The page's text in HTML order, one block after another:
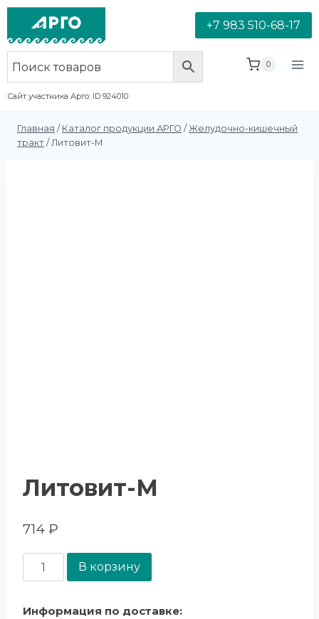
+7 983 510-68-17
Сайт участника Арго: ID 924010
0
Главная / Каталог продукции АРГО / Желудочно-кишечный
тракт / Литовит-М
Литовит-М
714 ₽
В корзину
Информация по доставке: